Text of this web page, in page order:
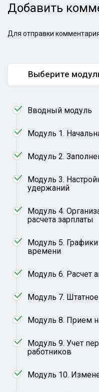
Добавить
Для отправки
Выберите
Вводный модуль
Модуль 1.
Модуль 2.
Модуль 3.
удержаний
Модуль 4.
расчета зарплаты
Модуль 5.
времени
Модуль 6. Расчет
Модуль 7.
Модуль 8. Прием
Модуль 9. Учет
работников
Модуль 10.